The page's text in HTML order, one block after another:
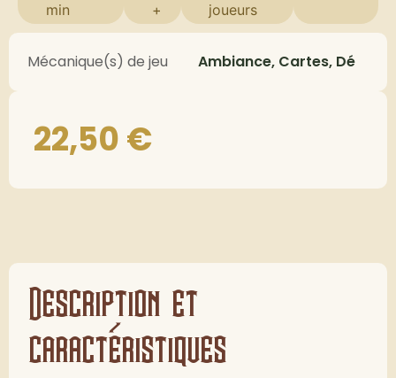
min
+
joueurs
Mécanique(s) de jeu Ambiance, Cartes, Dé
22,50€
Description et
caractéristiques